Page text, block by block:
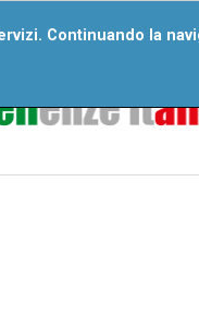
Continuando la